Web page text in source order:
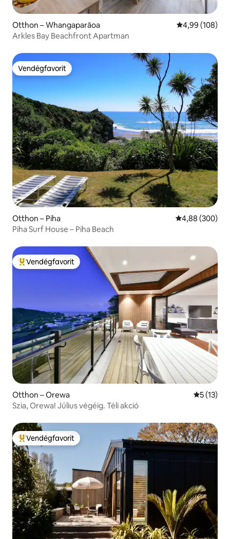
Otthon – Whangaparāoa Átlagos
4,99 (108)
Arkles Bay Beachfront Apartman
Vendégfavorit
Vendégfavorit
Otthon – Piha Átlagos
4,88 (300)
Piha Surf House – Piha Beach
Kiemelt vendégfavorit
Vendégfavorit
Otthon – Orewa Átlagos
5 (13)
Szia, Orewa! Július végéig. Téli akció
Kiemelt vendégfavorit
Vendégfavorit